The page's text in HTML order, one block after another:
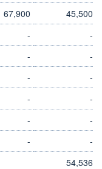
67,900
45,500
-
-
-
-
-
-
-
-
-
-
-
-
54,536